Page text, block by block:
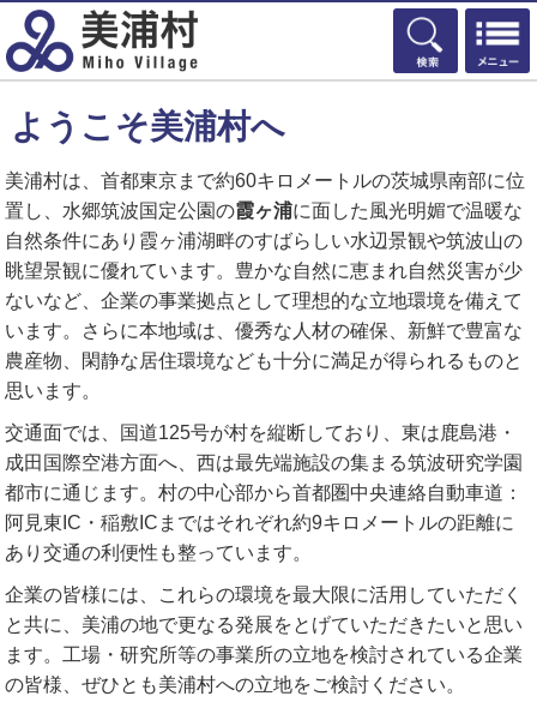
検索
ようこそ美浦村へ
美浦村は、首都東京まで約60キロメートルの茨城県南部に位
置し、水郷筑波国定公園の霞ヶ浦に面した風光明媚で温暖な
自然条件にあり霞ヶ浦湖畔のすばらしい水辺景観や筑波山の
眺望景観に優れています。豊かな自然に恵まれ自然災害が少
ないなど、企業の事業拠点として理想的な立地環境を備えて
います。さらに本地域は、優秀な人材の確保、新鮮で豊富な
農産物、閑静な居住環境なども十分に満足が得られるものと
思います。
交通面では、国道125号が村を縦断しており、東は鹿島港・
成田国際空港方面へ、西は最先端施設の集まる筑波研究学園
都市に通じます。村の中心部から首都圏中央連絡自動車道：
阿見東IC・稲敷ICまではそれぞれ約9キロメートルの距離に
あり交通の利便性も整っています。
企業の皆様には、これらの環境を最大限に活用していただく
と共に、美浦の地で更なる発展をとげていただきたいと思い
ます。工場・研究所等の事業所の立地を検討されている企業
の皆様、ぜひとも美浦村への立地をご検討ください。